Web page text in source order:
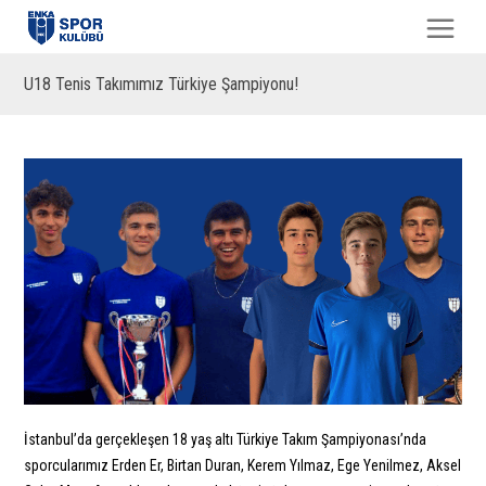
U18 Tenis Takımımız Türkiye Şampiyonu!
İstanbul’da gerçekleşen 18 yaş altı Türkiye Takım Şampiyonası’nda
sporcularımız Erden Er, Birtan Duran, Kerem Yılmaz, Ege Yenilmez, Aksel